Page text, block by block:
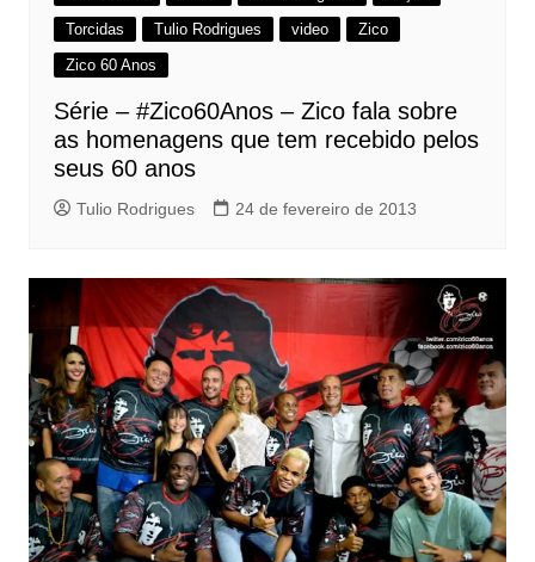
Torcidas
Tulio Rodrigues video
Zico
Zico 60 Anos
Série – #Zico60Anos – Zico fala sobre
as homenagens que tem recebido pelos
seus 60 anos
Tulio Rodrigues 24 de fevereiro de 2013